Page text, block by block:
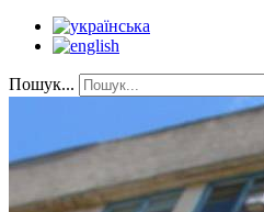
Пошук...